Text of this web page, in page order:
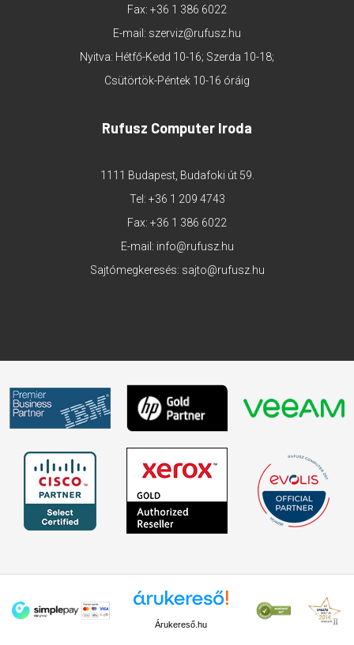
Fax: +36 1 386 6022
E-mail: szerviz@rufusz.hu
Nyitva: Hétfő-Kedd 10-16; Szerda 10-18;
Csütörtök-Péntek 10-16 óráig
Rufusz Computer Iroda
1111 Budapest, Budafoki út 59.
Tel: +36 1 209 4743
Fax: +36 1 386 6022
E-mail: info@rufusz.hu
Sajtómegkeresés: sajto@rufusz.hu
Árukereső.hu